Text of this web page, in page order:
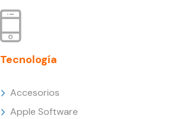
Tecnología
Accesorios
Apple Software